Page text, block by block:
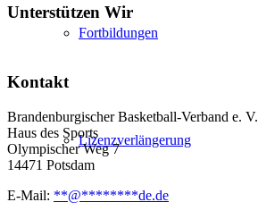
Fortbildungen
Lizenzverlängerung
Unterstützen Wir
Kontakt
Brandenburgischer Basketball-Verband e. V.
Haus des Sports
Olympischer Weg 7
14471 Potsdam
E-Mail: **@********de.de